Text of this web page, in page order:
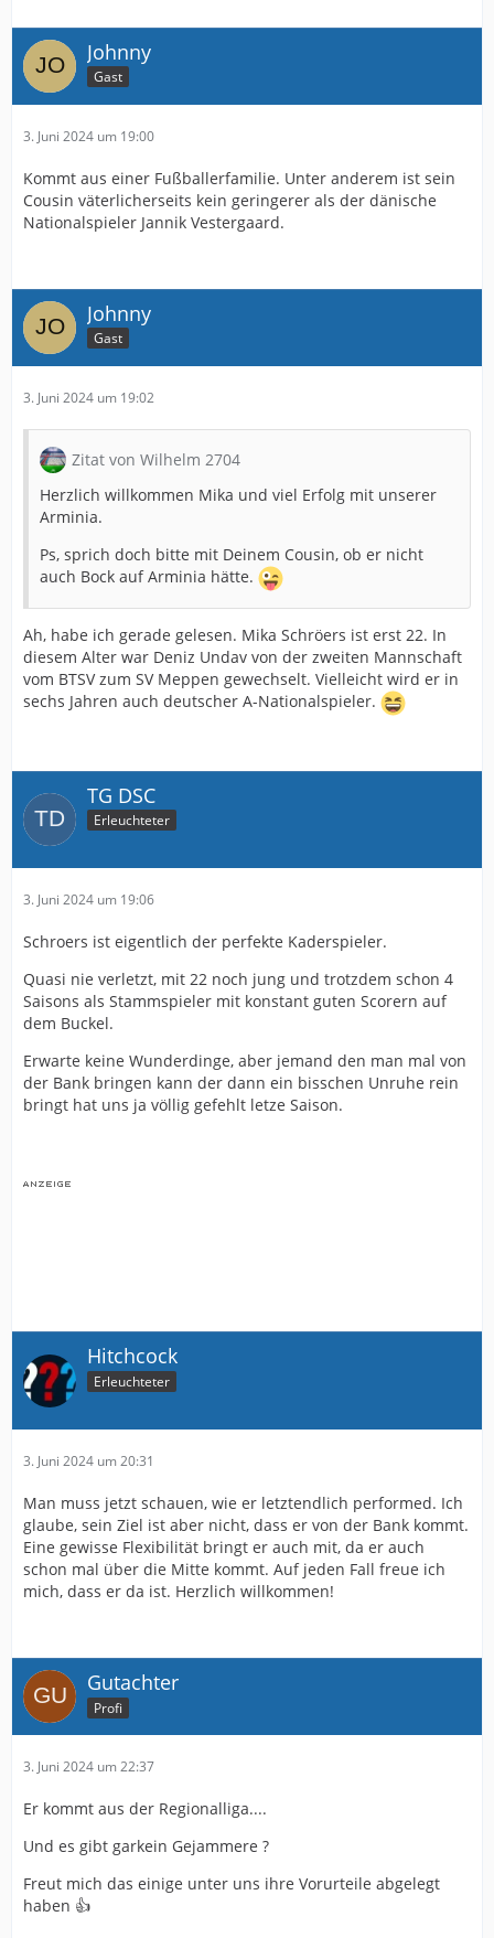
Johnny
Gast
3. Juni 2024 um 19:00
Kommt aus einer Fußballerfamilie. Unter anderem ist sein
Cousin väterlicherseits kein geringerer als der dänische
Nationalspieler Jannik Vestergaard.
Johnny
Gast
3. Juni 2024 um 19:02
Zitat von Wilhelm 2704
Herzlich willkommen Mika und viel Erfolg mit unserer
Arminia.
Ps, sprich doch bitte mit Deinem Cousin, ob er nicht
auch Bock auf Arminia hätte.
Ah, habe ich gerade gelesen. Mika Schröers ist erst 22. In
diesem Alter war Deniz Undav von der zweiten Mannschaft
vom BTSV zum SV Meppen gewechselt. Vielleicht wird er in
sechs Jahren auch deutscher A-Nationalspieler.
TG DSC
Erleuchteter
3. Juni 2024 um 19:06
Schroers ist eigentlich der perfekte Kaderspieler.
Quasi nie verletzt, mit 22 noch jung und trotzdem schon 4
Saisons als Stammspieler mit konstant guten Scorern auf
dem Buckel.
Erwarte keine Wunderdinge, aber jemand den man mal von
der Bank bringen kann der dann ein bisschen Unruhe rein
bringt hat uns ja völlig gefehlt letze Saison.
Hitchcock
Erleuchteter
3. Juni 2024 um 20:31
Man muss jetzt schauen, wie er letztendlich performed. Ich
glaube, sein Ziel ist aber nicht, dass er von der Bank kommt.
Eine gewisse Flexibilität bringt er auch mit, da er auch
schon mal über die Mitte kommt. Auf jeden Fall freue ich
mich, dass er da ist. Herzlich willkommen!
Gutachter
Profi
3. Juni 2024 um 22:37
Er kommt aus der Regionalliga....
Und es gibt garkein Gejammere ?
Freut mich das einige unter uns ihre Vorurteile abgelegt
haben 👍